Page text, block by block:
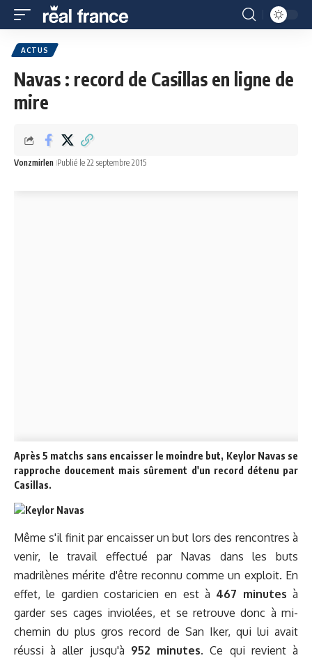
ACTUS
Navas : record de Casillas en ligne de
mire
Vonzmirlen Publié le 22 septembre 2015
Après 5 matchs sans encaisser le moindre but, Keylor Navas se
rapproche doucement mais sûrement d'un record détenu par
Casillas.
Même s'il finit par encaisser un but lors des rencontres à
venir, le travail effectué par Navas dans les buts
madrilènes mérite d'être reconnu comme un exploit. En
effet, le gardien costaricien en est à 467 minutes à
garder ses cages inviolées, et se retrouve donc à mi-
chemin du plus gros record de San Iker, qui lui avait
réussi à aller jusqu'à 952 minutes. Ce qui revient à